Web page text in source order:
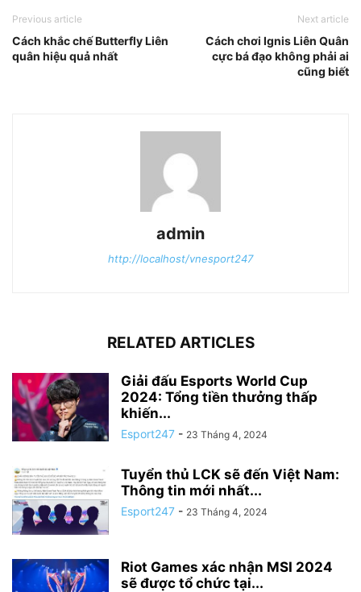
Previous article
Cách khắc chế Butterfly Liên
quân hiệu quả nhất
Next article
Cách chơi Ignis Liên Quân
cực bá đạo không phải ai
cũng biết
admin
http://localhost/vnesport247
RELATED ARTICLES
Giải đấu Esports World Cup
2024: Tổng tiền thưởng thấp
khiến...
Esport247 - 23 Tháng 4, 2024
Tuyển thủ LCK sẽ đến Việt Nam:
Thông tin mới nhất...
Esport247 - 23 Tháng 4, 2024
Riot Games xác nhận MSI 2024
sẽ được tổ chức tại...